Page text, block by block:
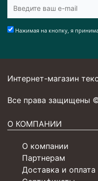
Нажимая на кнопку, я
Интернет-магазин
Все права защищены
О КОМПАНИИ
О компании
Партнерам
Доставка и оплата